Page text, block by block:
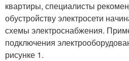
квартиры, специалисты
обустройству электросети
схемы электроснабжения.
подключения
рисунке 1.